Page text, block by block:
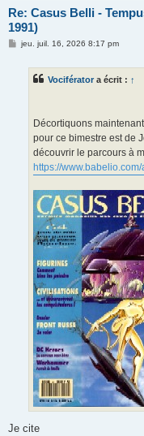
Re: Casus Belli -
1991)
Mjeu. juil. 16, 2026 8:17 pm
Vociférator a écrit : ↑
Décortiquons
pour ce bimestre est de
découvrir le parcours à
https://
Je cite